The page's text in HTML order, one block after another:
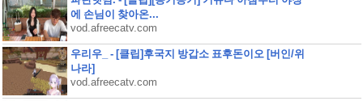
에 손님이 찾아온...
vod.afreecatv.com
우리우_ - [클립]후국지 방갑소 표후돈이오 [버인/위
나라]
vod.afreecatv.com